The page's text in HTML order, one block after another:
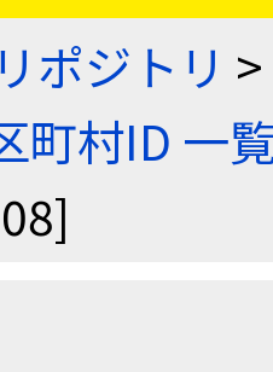
ポジトリ >
町村ID 一